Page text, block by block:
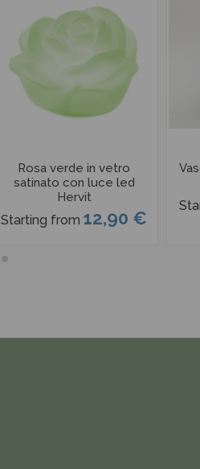
Rosa verde in vetro
satinato con luce led
Hervit
Starting from 12,90 €